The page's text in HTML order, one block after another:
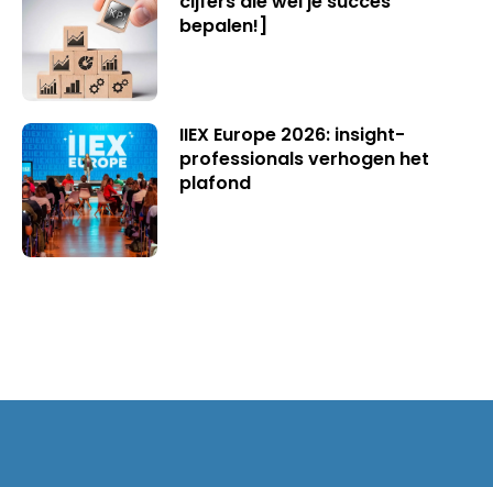
bepalen!]
IIEX Europe 2026: insight-
professionals verhogen het
plafond